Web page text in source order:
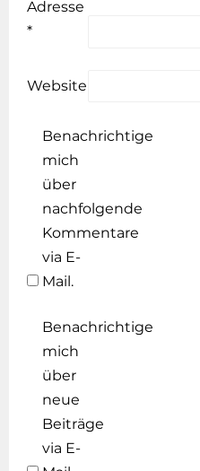
Adresse
*
Website
Benachrichtige
mich
über
nachfolgende
Kommentare
via E-
Mail.
Benachrichtige
mich
über
neue
Beiträge
via E-